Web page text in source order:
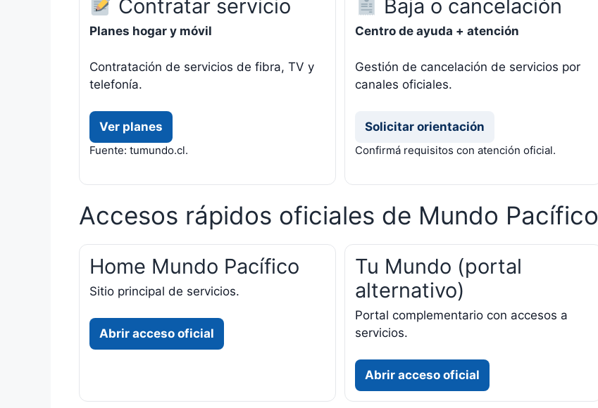
Contratar servicio
Planes hogar y móvil
Contratación de servicios de fibra, TV y
telefonía.
Ver planes
Fuente: tumundo.cl.
Baja o cancelación
Centro de ayuda + atención
Gestión de cancelación de servicios por
canales oficiales.
Solicitar orientación
Confirmá requisitos con atención oficial.
Accesos rápidos oficiales de Mundo Pacífico
Home Mundo Pacífico
Sitio principal de servicios.
Abrir acceso oficial
Tu Mundo (portal
alternativo)
Portal complementario con accesos a
servicios.
Abrir acceso oficial